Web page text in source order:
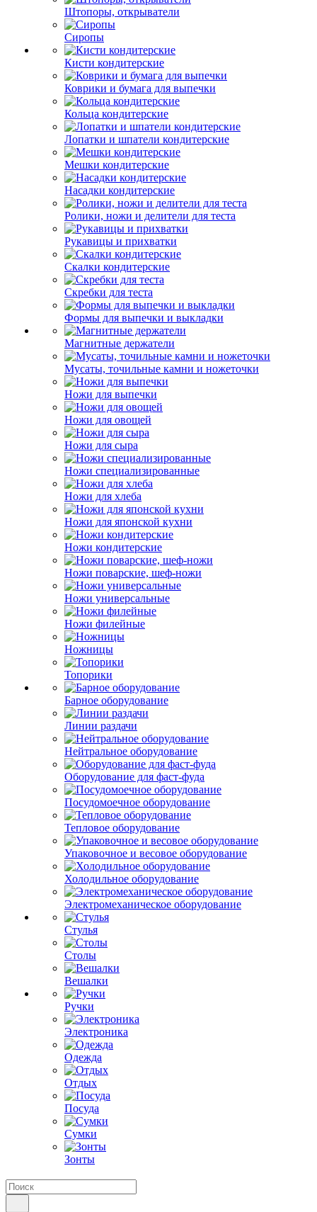
Штопоры, открыватели
Сиропы
Кисти кондитерские
Коврики и бумага для выпечки
Кольца кондитерские
Лопатки и шпатели кондитерские
Мешки кондитерские
Насадки кондитерские
Ролики, ножи и делители для теста
Рукавицы и прихватки
Скалки кондитерские
Скребки для теста
Формы для выпечки и выкладки
Магнитные держатели
Мусаты, точильные камни и ножеточки
Ножи для выпечки
Ножи для овощей
Ножи для сыра
Ножи специализированные
Ножи для хлеба
Ножи для японской кухни
Ножи кондитерские
Ножи поварские, шеф-ножи
Ножи универсальные
Ножи филейные
Ножницы
Топорики
Барное оборудование
Линии раздачи
Нейтральное оборудование
Оборудование для фаст-фуда
Посудомоечное оборудование
Тепловое оборудование
Упаковочное и весовое оборудование
Холодильное оборудование
Электромеханическое оборудование
Стулья
Столы
Вешалки
Ручки
Электроника
Одежда
Отдых
Посуда
Сумки
Зонты